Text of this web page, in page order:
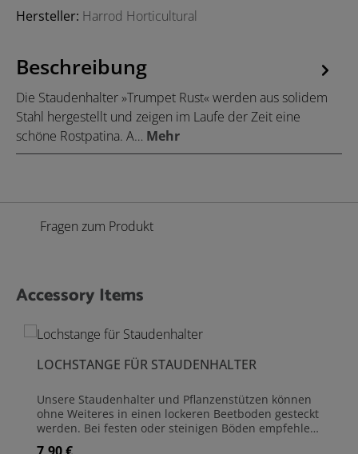
Hersteller: Harrod Horticultural
Beschreibung
Die Staudenhalter »Trumpet Rust« werden aus solidem
Stahl hergestellt und zeigen im Laufe der Zeit eine
schöne Rostpatina. A… Mehr
Fragen zum Produkt
Produktgalerie überspringen
Accessory Items
LOCHSTANGE FÜR STAUDENHALTER
Unsere Staudenhalter und Pflanzenstützen können
ohne Weiteres in einen lockeren Beetboden gesteckt
werden. Bei festen oder steinigen Böden empfehlen
wir die Löcher mit dieser einfachen Lochstange
Regulärer Preis: